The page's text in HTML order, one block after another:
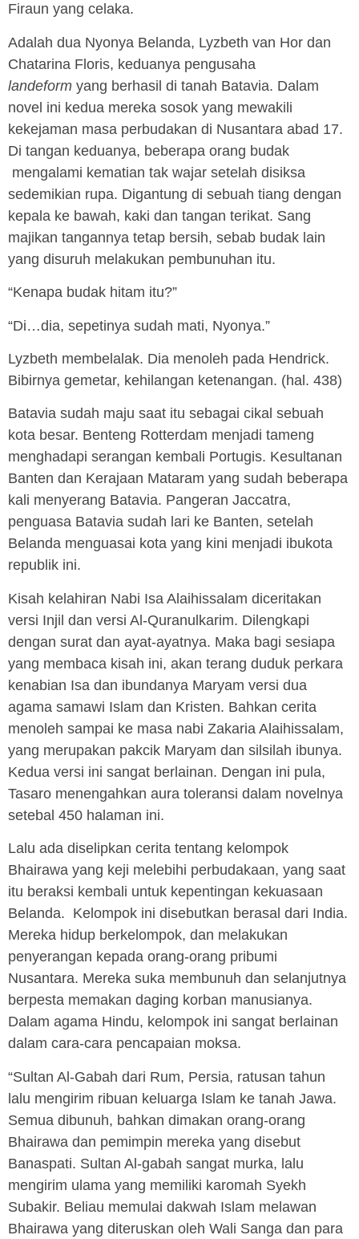
Firaun yang celaka.
Adalah dua Nyonya Belanda, Lyzbeth van Hor dan
Chatarina Floris, keduanya pengusaha
landeform yang berhasil di tanah Batavia. Dalam
novel ini kedua mereka sosok yang mewakili
kekejaman masa perbudakan di Nusantara abad 17.
Di tangan keduanya, beberapa orang budak
mengalami kematian tak wajar setelah disiksa
sedemikian rupa. Digantung di sebuah tiang dengan
kepala ke bawah, kaki dan tangan terikat. Sang
majikan tangannya tetap bersih, sebab budak lain
yang disuruh melakukan pembunuhan itu.
“Kenapa budak hitam itu?”
“Di…dia, sepetinya sudah mati, Nyonya.”
Lyzbeth membelalak. Dia menoleh pada Hendrick.
Bibirnya gemetar, kehilangan ketenangan. (hal. 438)
Batavia sudah maju saat itu sebagai cikal sebuah
kota besar. Benteng Rotterdam menjadi tameng
menghadapi serangan kembali Portugis. Kesultanan
Banten dan Kerajaan Mataram yang sudah beberapa
kali menyerang Batavia. Pangeran Jaccatra,
penguasa Batavia sudah lari ke Banten, setelah
Belanda menguasai kota yang kini menjadi ibukota
republik ini.
Kisah kelahiran Nabi Isa Alaihissalam diceritakan
versi Injil dan versi Al-Quranulkarim. Dilengkapi
dengan surat dan ayat-ayatnya. Maka bagi sesiapa
yang membaca kisah ini, akan terang duduk perkara
kenabian Isa dan ibundanya Maryam versi dua
agama samawi Islam dan Kristen. Bahkan cerita
menoleh sampai ke masa nabi Zakaria Alaihissalam,
yang merupakan pakcik Maryam dan silsilah ibunya.
Kedua versi ini sangat berlainan. Dengan ini pula,
Tasaro menengahkan aura toleransi dalam novelnya
setebal 450 halaman ini.
Lalu ada diselipkan cerita tentang kelompok
Bhairawa yang keji melebihi perbudakaan, yang saat
itu beraksi kembali untuk kepentingan kekuasaan
Belanda. Kelompok ini disebutkan berasal dari India.
Mereka hidup berkelompok, dan melakukan
penyerangan kepada orang-orang pribumi
Nusantara. Mereka suka membunuh dan selanjutnya
berpesta memakan daging korban manusianya.
Dalam agama Hindu, kelompok ini sangat berlainan
dalam cara-cara pencapaian moksa.
“Sultan Al-Gabah dari Rum, Persia, ratusan tahun
lalu mengirim ribuan keluarga Islam ke tanah Jawa.
Semua dibunuh, bahkan dimakan orang-orang
Bhairawa dan pemimpin mereka yang disebut
Banaspati. Sultan Al-gabah sangat murka, lalu
mengirim ulama yang memiliki karomah Syekh
Subakir. Beliau memulai dakwah Islam melawan
Bhairawa yang diteruskan oleh Wali Sanga dan para